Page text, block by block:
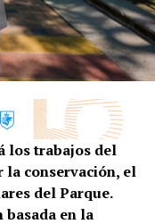
una
diversificada y
presidenta
a las personas en
ello que
infancia de
efectiva”,
SIPINNA León,
entornos
los trabajos del
conservación, el
del Parque.
basada en la